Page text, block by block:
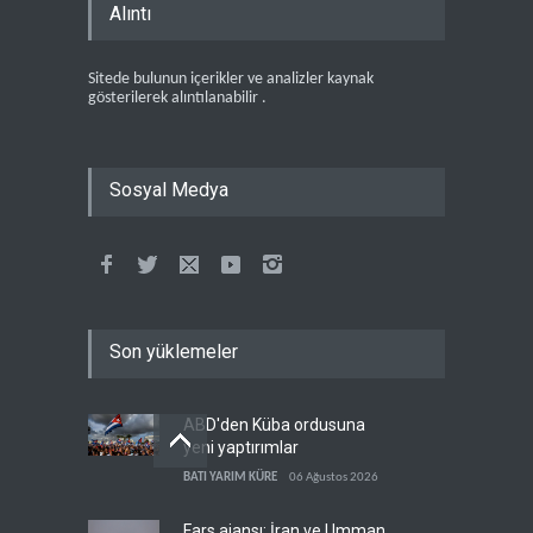
Alıntı
Sitede bulunun içerikler ve analizler kaynak
gösterilerek alıntılanabilir .
Sosyal Medya
Son yüklemeler
ABD'den Küba ordusuna
yeni yaptırımlar
BATI YARIM KÜRE 06 Ağustos 2026